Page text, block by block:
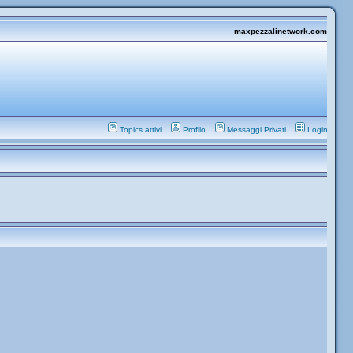
maxpezzalinetwork.com
Topics attivi Profilo Messaggi Privati Login